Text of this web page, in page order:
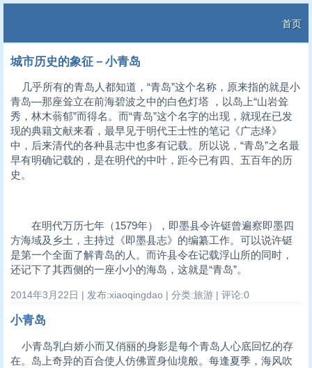
首页
城市历史的象征－小青岛
几乎所有的青岛人都知道，“青岛”这个名称，原来指的就是小
青岛—那座耸立在前海碧波之中的白色灯塔 ，以岛上“山岩耸
秀，林木蓊郁”而得名。而“青岛”这个名字的出现，就现在已发
现的典籍文献来看，最早见于明代王士性的笔记《广志绎》
中，后来清代的各种县志中也多有记载。所以说，“青岛”之名最
早有明确记载的，是在明代的中叶，距今已有四、五百年的历
史。
在明代万历七年（1579年），即墨县令许铤曾遍察即墨四
方海域及乡土，主持过《即墨县志》的编纂工作。可以说许铤
是第一个全面了解青岛的人。而许县令在记载浮山所的同时，
还记下了其西侧的一座小小的海岛，这就是“青岛”。
2014年3月22日 | 发布:xiaoqingdao | 分类:旅游 | 评论:0
小青岛
小青岛乳白娇小而又俏丽的身影是每个青岛人心底回忆的存
在。岛上奇异的百合使人仿佛置身仙境般。每逢夏季，海风吹